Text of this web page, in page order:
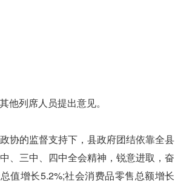
列席人员提出意见。
的监督支持下，县政府团结依靠全县
、三中、四中全会精神，锐意进取，奋
值增长5.2%;社会消费品零售总额增长